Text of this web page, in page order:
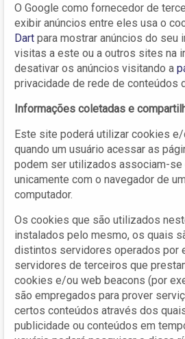
O Google como fornecedor de
exibir anúncios entre eles usa o
Dart para mostrar anúncios do seu
visitas a este ou a outros sites na
desativar os anúncios visitando a
privacidade de rede de conteúdos
Informações coletadas e
Este site poderá utilizar cookies
quando um usuário acessar as
podem ser utilizados associam-se
unicamente com o navegador de
computador.
Os cookies que são utilizados
instalados pelo mesmo, os quais
distintos servidores operados por
servidores de terceiros que
cookies e/ou web beacons (por
são empregados para prover
certos conteúdos através dos
publicidade ou conteúdos em